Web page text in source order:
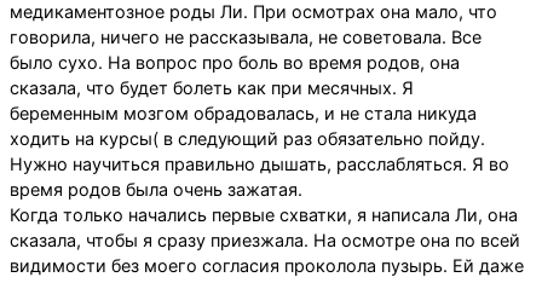
медикаментозное роды Ли. При осмотрах она мало, что
говорила, ничего не рассказывала, не советовала. Все
было сухо. На вопрос про боль во время родов, она
сказала, что будет болеть как при месячных. Я
беременным мозгом обрадовалась, и не стала никуда
ходить на курсы( в следующий раз обязательно пойду.
Нужно научиться правильно дышать, расслабляться. Я во
время родов была очень зажатая.
Когда только начались первые схватки, я написала Ли, она
сказала, чтобы я сразу приезжала. На осмотре она по всей
видимости без моего согласия проколола пузырь. Ей даже